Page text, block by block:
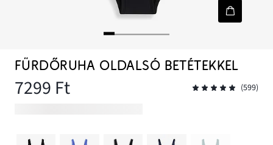
FÜRDŐRUHA OLDALSÓ BETÉTEKKEL
7299 Ft (599)